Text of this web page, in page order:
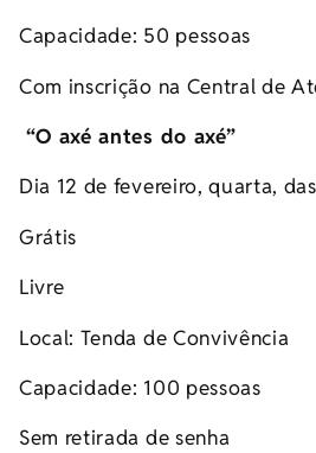
Capacidade: 50 pessoas
Com inscrição na Central de
“O axé antes do axé”
Dia 12 de fevereiro, quarta,
Grátis
Livre
Local: Tenda de Convivência
Capacidade: 100 pessoas
Sem retirada de senha